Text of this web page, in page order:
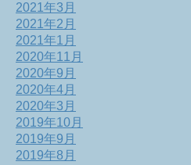
2021年3月
2021年2月
2021年1月
2020年11月
2020年9月
2020年4月
2020年3月
2019年10月
2019年9月
2019年8月